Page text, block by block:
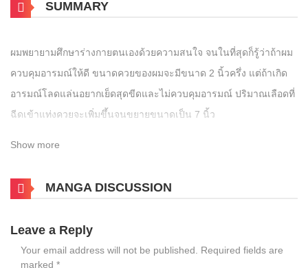
SUMMARY
ผมพยายามศึกษาร่างกายตนเองด้วยความสนใจ จนในที่สุดก็รู้ว่าถ้าผม
ควบคุมอารมณ์ให้ดี ขนาดควยของผมจะมีขนาด 2 นิ้วครึ่ง แต่ถ้าเกิด
อารมณ์โลดแล่นอยากเย็ดสุดขีดและไม่ควบคุมอารมณ์ ปริมาณเลือดที่
ฉีดเข้าแท่งควยจะเพิ่มขึ้นจนขยายขนาดเป็น 7 นิ้ว
ที่ผมไม่รู้จักมาก่อน
………………..โลกของโล………………..
Show more
MANGA DISCUSSION
Leave a Reply
Your email address will not be published. Required fields are
marked *